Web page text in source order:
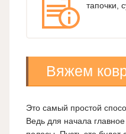
тапочки,
Вяжем
Это самый простой
Ведь для начала